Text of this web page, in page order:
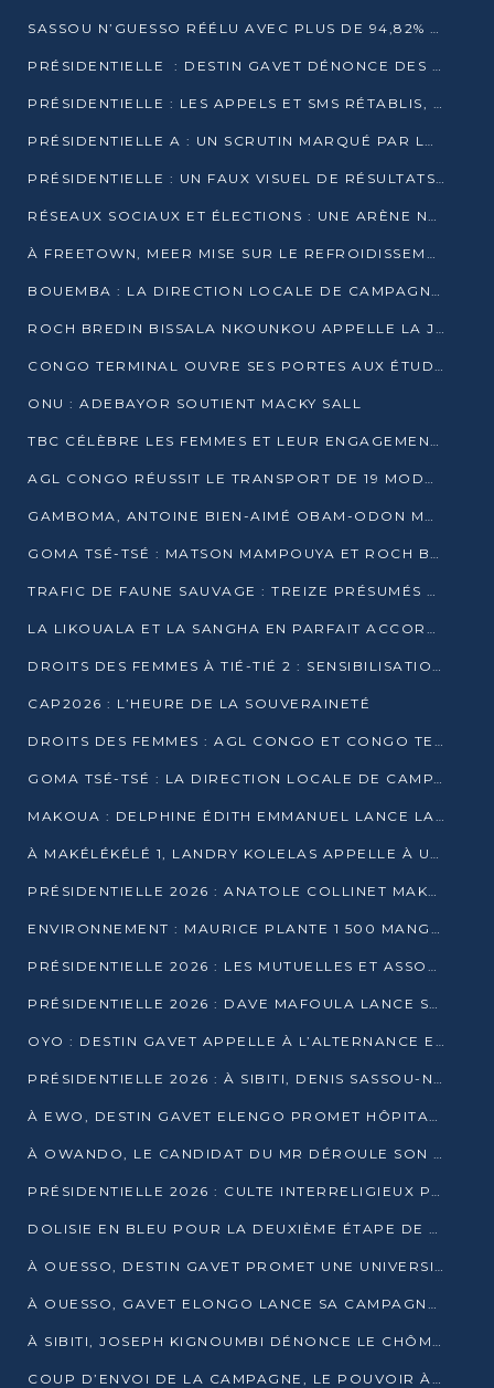
SASSOU N’GUESSO RÉÉLU AVEC PLUS DE 94,82% DES VOIX
PRÉSIDENTIELLE : DESTIN GAVET DÉNONCE DES IRRÉGULARITÉS ET REVENDIQUE LA VICTOIRE
PRÉSIDENTIELLE : LES APPELS ET SMS RÉTABLIS, INTERNET RESTE BLOQUÉ
PRÉSIDENTIELLE A : UN SCRUTIN MARQUÉ PAR LA COUPURE D’INTERNET ET UNE AFFLUENCE TIMIDE À BRAZZAVILLE
PRÉSIDENTIELLE : UN FAUX VISUEL DE RÉSULTATS CIRCULE
RÉSEAUX SOCIAUX ET ÉLECTIONS : UNE ARÈNE NUMÉRIQUE EN PLEINE MUTATION AU CONGO
À FREETOWN, MEER MISE SUR LE REFROIDISSEMENT PASSIF FACE À LA CHALEUR EXTRÊME
BOUEMBA : LA DIRECTION LOCALE DE CAMPAGNE DE DENIS SASSOU N’GUESSO MULTIPLIE LES ACTIVITÉS DE MOBILISATION
ROCH BREDIN BISSALA NKOUNKOU APPELLE LA JEUNESSE DE GOMA TSÉ-TSÉ À UN VOTE MASSIF POUR DENIS SASSOU NGUESSO
CONGO TERMINAL OUVRE SES PORTES AUX ÉTUDIANTS EN TRANSPORT ET LOGISTIQUE
ONU : ADEBAYOR SOUTIENT MACKY SALL
TBC CÉLÈBRE LES FEMMES ET LEUR ENGAGEMENT À L’OCCASION DU 8 MARS
AGL CONGO RÉUSSIT LE TRANSPORT DE 19 MODULES HORS GABARIT ENTRE POINTE-NOIRE ET BRAZZAVILLE
GAMBOMA, ANTOINE BIEN-AIMÉ OBAM-ODON MOBILISE LES 32 148 ÉLECTEURS EN FAVEUR DE DENIS SASSOU NGUESSO
GOMA TSÉ-TSÉ : MATSON MAMPOUYA ET ROCH BREDIN BISSALA NKOUNKOU EN CAMPAGNE DE PROXIMITÉ
TRAFIC DE FAUNE SAUVAGE : TREIZE PRÉSUMÉS TRAFIQUANTS INTERPELLÉS AU CONGO EN 2025
LA LIKOUALA ET LA SANGHA EN PARFAIT ACCORD AVEC LE PROJET DE SOCIÉTÉ DU CANDIDAT DENIS SASSOU-N’GUESSO
DROITS DES FEMMES À TIÉ-TIÉ 2 : SENSIBILISATION ET PÉDAGOGIE SUR LE DROIT DE VOTE
CAP2026 : L’HEURE DE LA SOUVERAINETÉ
DROITS DES FEMMES : AGL CONGO ET CONGO TERMINAL METTENT EN AVANT LE LEADERSHIP FÉMININ
GOMA TSÉ-TSÉ : LA DIRECTION LOCALE DE CAMPAGNE INTENSIFIE LA SENSIBILISATION DANS LES VILLAGES
MAKOUA : DELPHINE ÉDITH EMMANUEL LANCE LA CAMPAGNE POUR DENIS SASSOU-N’GUESSO
À MAKÉLÉKÉLÉ 1, LANDRY KOLELAS APPELLE À UNE MOBILISATION MASSIVE EN FAVEUR DE DENIS SASSOU-N’GUESSO
PRÉSIDENTIELLE 2026 : ANATOLE COLLINET MAKOSSO DÉFEND LE PROJET DE SOCIÉTÉ DE DENIS SASSOU NGUESSO
ENVIRONNEMENT : MAURICE PLANTE 1 500 MANGROVES POUR HONORER WANGARI MAATHAI
PRÉSIDENTIELLE 2026 : LES MUTUELLES ET ASSOCIATIONS S’IMPLIQUENT DANS LA CAMPAGNE ÉLECTORALE À TIÉ-TIÉ 2 (POINTE-NOIRE)
PRÉSIDENTIELLE 2026 : DAVE MAFOULA LANCE SA « VAGUE DU NOUVEAU DÉPART » À IMPFONDO
OYO : DESTIN GAVET APPELLE À L’ALTERNANCE ET À LA RESPONSABILITÉ DE LA JEUNESSE
PRÉSIDENTIELLE 2026 : À SIBITI, DENIS SASSOU-N’GUESSO PARIE SUR LES RESSOURCES DE LA LEKOUMOU
À EWO, DESTIN GAVET ELENGO PROMET HÔPITAL, CHEMIN DE FER ET AUDIT DES FINANCES PUBLIQUES
À OWANDO, LE CANDIDAT DU MR DÉROULE SON PROGRAMME DE “CHANGEMENT”
PRÉSIDENTIELLE 2026 : CULTE INTERRELIGIEUX POUR LA PAIX À OUENZÉ
DOLISIE EN BLEU POUR LA DEUXIÈME ÉTAPE DE CAMPAGNE DE DSN
À OUESSO, DESTIN GAVET PROMET UNE UNIVERSITÉ POUR LA SANGHA
À OUESSO, GAVET ELONGO LANCE SA CAMPAGNE SOUS LE SIGNE DU RENOUVEAU
À SIBITI, JOSEPH KIGNOUMBI DÉNONCE LE CHÔMAGE ET LES DÉFAILLANCES DE L’ÉTAT
COUP D’ENVOI DE LA CAMPAGNE, LE POUVOIR À POINTE-NOIRE, L’OPPOSITION À OUESSO ET SIBITI